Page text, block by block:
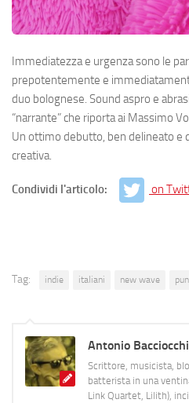
Immediatezza e urgenza sono le
prepotentemente e
duo bolognese. Sound aspro e
“narrante” che riporta ai Massimo
Un ottimo debutto, ben delineato e
creativa.
Condividi l'articolo: on
Tag: indie italiani new wave
Antonio Bacciocchi
Scrittore, musicista,
batterista in una
Link Quartet, Lilith),